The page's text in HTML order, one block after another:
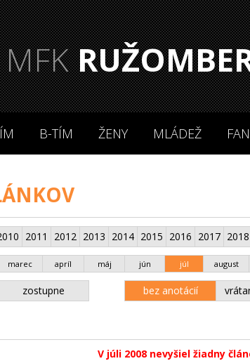
MFK
B-TÍM ŽENY MLÁDEŽ
2011 2012 2013 2014 2015 2016 2017 2018
marec apríl máj jún júl august
zostupne bez anotácií
V júli 2008 nevyšiel žiadny